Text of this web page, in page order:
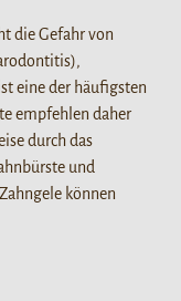
die Gefahr von
eine der häufigsten
empfehlen daher
durch das
und
können